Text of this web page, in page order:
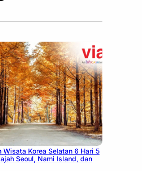
Wisata Korea Selatan 6 Hari 5
Seoul, Nami Island, dan